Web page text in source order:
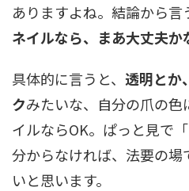
ありますよね。結論から言
ネイルなら、まあ大丈夫か
具体的に言うと、 透明とか
クみたいな、自分の爪の
イルならOK。ぱっと見で
分からなければ、法要の
いと思います。